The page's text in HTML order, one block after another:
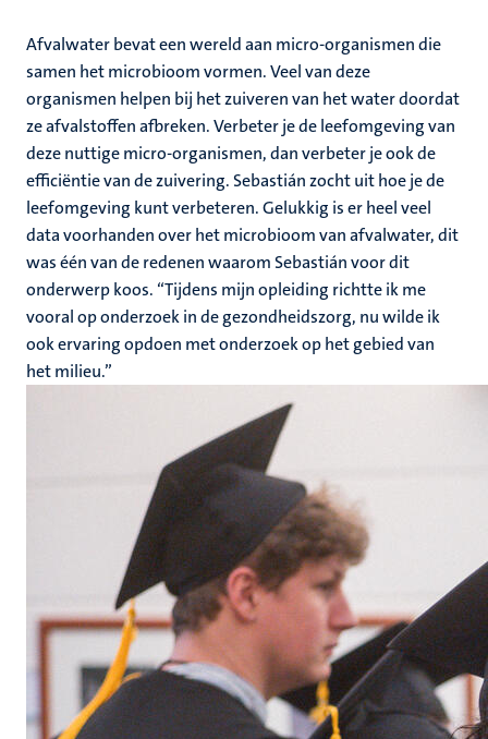
Afvalwater bevat een wereld aan micro-organismen die
samen het microbioom vormen. Veel van deze
organismen helpen bij het zuiveren van het water doordat
ze afvalstoffen afbreken. Verbeter je de leefomgeving van
deze nuttige micro-organismen, dan verbeter je ook de
efficiëntie van de zuivering. Sebastián zocht uit hoe je de
leefomgeving kunt verbeteren. Gelukkig is er heel veel
data voorhanden over het microbioom van afvalwater, dit
was één van de redenen waarom Sebastián voor dit
onderwerp koos. “Tijdens mijn opleiding richtte ik me
vooral op onderzoek in de gezondheidszorg, nu wilde ik
ook ervaring opdoen met onderzoek op het gebied van
het milieu.”